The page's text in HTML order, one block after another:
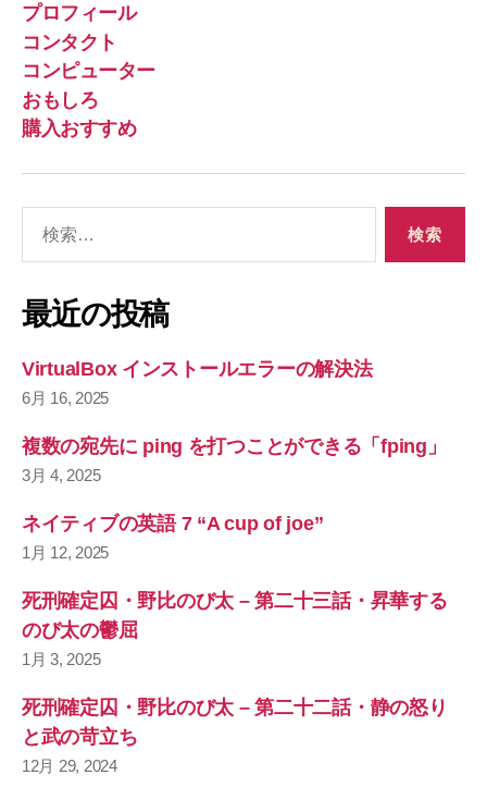
プロフィール
コンタクト
コンピューター
おもしろ
購入おすすめ
象
最近の投稿
VirtualBox インストールエラーの解決法
6月 16, 2025
複数の宛先に ping を打つことができる「fping」
3月 4, 2025
ネイティブの英語 7 “A cup of joe”
1月 12, 2025
死刑確定囚・野比のび太 – 第二十三話・昇華する
のび太の鬱屈
1月 3, 2025
死刑確定囚・野比のび太 – 第二十二話・静の怒り
と武の苛立ち
12月 29, 2024